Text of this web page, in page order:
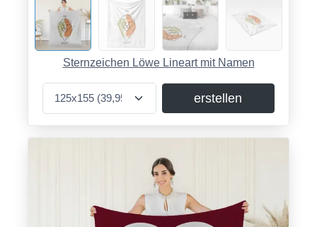
Sternzeichen Löwe Lineart mit Namen
erstellen